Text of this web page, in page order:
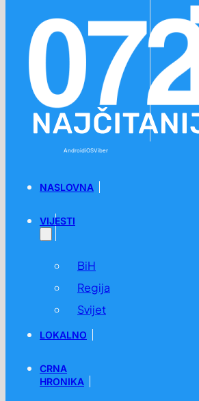
AndroidiOSViber
NASLOVNA
VIJESTI
BiH
Regija
Svijet
LOKALNO
CRNA
HRONIKA